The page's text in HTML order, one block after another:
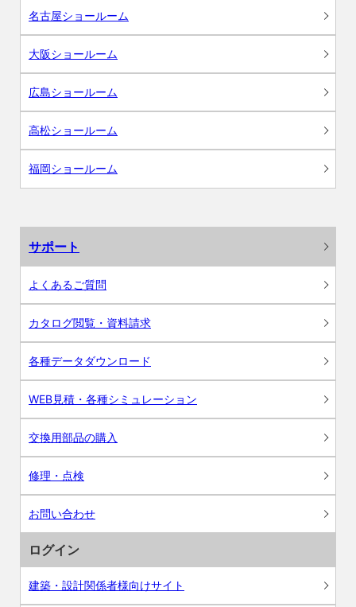
名古屋ショールーム
大阪ショールーム
広島ショールーム
高松ショールーム
福岡ショールーム
サポート
よくあるご質問
カタログ閲覧・資料請求
各種データダウンロード
WEB見積・各種シミュレーション
交換用部品の購入
修理・点検
お問い合わせ
ログイン
建築・設計関係者様向けサイト